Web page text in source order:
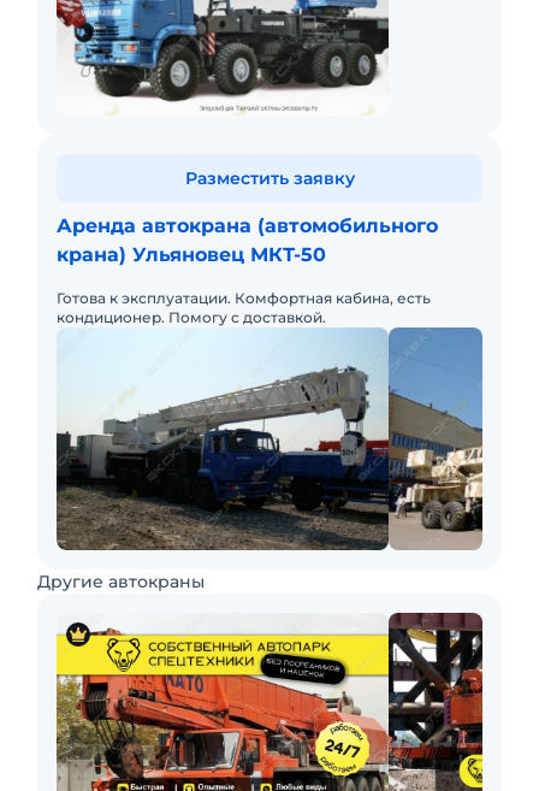
Аренда автокрана (автомобильного
крана) Ульяновец МКТ-50
Готова к эксплуатации. Комфортная кабина, есть
кондиционер. Помогу с доставкой.
Разместить заявку
Другие автокраны